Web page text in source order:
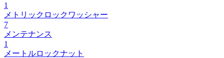
1
メトリックロックワッシャー
7
メンテナンス
1
メートルロックナット